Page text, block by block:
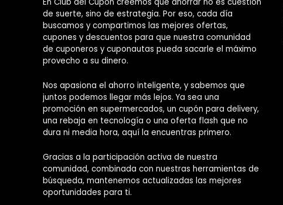
En Club del Cupón creemos que ahorrar no es cuestión
de suerte, sino de estrategia. Por eso, cada día
buscamos y compartimos las mejores ofertas,
cupones y descuentos para que nuestra comunidad
de cuponeros y cuponautas pueda sacarle el máximo
provecho a su dinero.
Nos apasiona el ahorro inteligente, y sabemos que
juntos podemos llegar más lejos. Ya sea una
promoción en supermercados, un cupón para delivery,
una rebaja en tecnología o una oferta flash que no
dura ni media hora, aquí la encuentras primero.
Gracias a la participación activa de nuestra
comunidad, combinada con nuestras herramientas de
búsqueda, mantenemos actualizadas las mejores
oportunidades para ti.